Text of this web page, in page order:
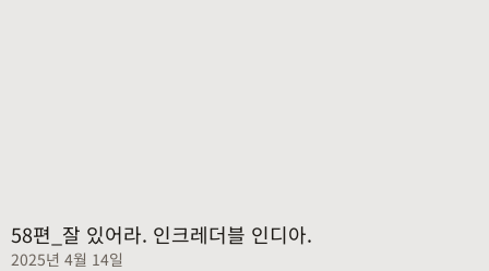
58편_잘 있어라. 인크레더블 인디아.
2025년 4월 14일